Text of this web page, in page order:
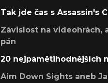
Tak jde čas s Assassin's
Závislost na videohrách,
pán
20 nejpamětihodnějších
Aim Down Sights aneb